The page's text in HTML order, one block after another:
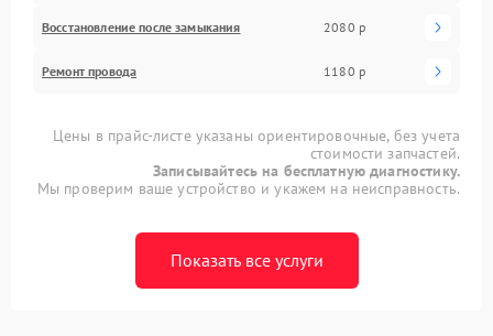
Восстановление после замыкания 2080 р
Ремонт провода 1180 р
Цены в прайс-листе указаны ориентировочные, без учета
стоимости запчастей.
Записывайтесь на бесплатную диагностику.
Мы проверим ваше устройство и укажем на неисправность.
Показать все услуги